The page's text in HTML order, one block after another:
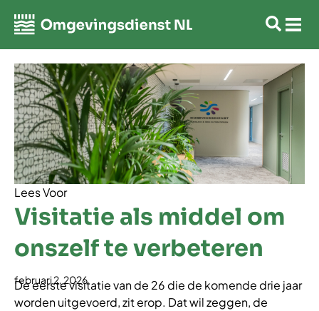
Lees Voor
Visitatie als middel om
onszelf te verbeteren
februari 2, 2026
De eerste visitatie van de 26 die de komende drie jaar
worden uitgevoerd, zit erop. Dat wil zeggen, de